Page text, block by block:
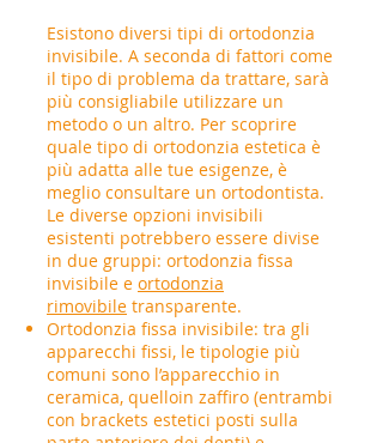
Esistono diversi tipi di ortodonzia
invisibile. A seconda di fattori come
il tipo di problema da trattare, sarà
più consigliabile utilizzare un
metodo o un altro. Per scoprire
quale tipo di ortodonzia estetica è
più adatta alle tue esigenze, è
meglio consultare un ortodontista.
Le diverse opzioni invisibili
esistenti potrebbero essere divise
in due gruppi: ortodonzia fissa
invisibile e ortodonzia
rimovibile transparente.
Ortodonzia fissa invisibile: tra gli
apparecchi fissi, le tipologie più
comuni sono l’apparecchio in
ceramica, quelloin zaffiro (entrambi
con brackets estetici posti sulla